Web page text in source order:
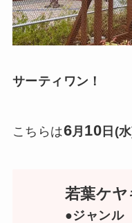
サーティワン！
こちらは6月 10 日(
若葉ケ
●ジャンル